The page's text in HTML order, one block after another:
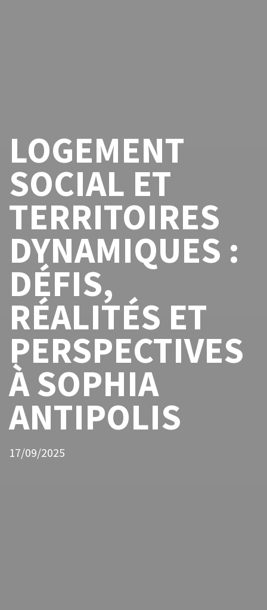
LOGEMENT
SOCIAL ET
TERRITOIRES
DYNAMIQUES :
DÉFIS,
RÉALITÉS ET
PERSPECTIVES
À SOPHIA
ANTIPOLIS
17/09/2025